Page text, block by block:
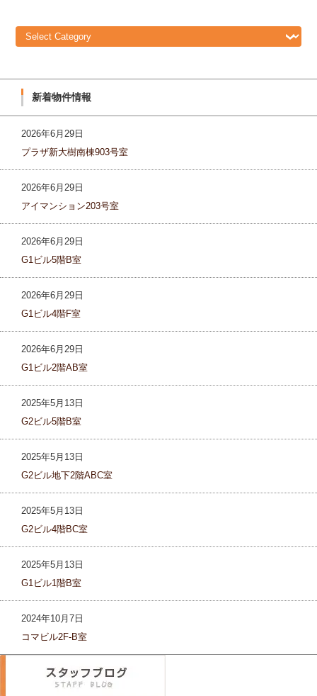
新着物件情報
2026年6月29日
プラザ新大樹南棟903号室
2026年6月29日
アイマンション203号室
2026年6月29日
G1ビル5階B室
2026年6月29日
G1ビル4階F室
2026年6月29日
G1ビル2階AB室
2025年5月13日
G2ビル5階B室
2025年5月13日
G2ビル地下2階ABC室
2025年5月13日
G2ビル4階BC室
2025年5月13日
G1ビル1階B室
2024年10月7日
コマビル2F-B室